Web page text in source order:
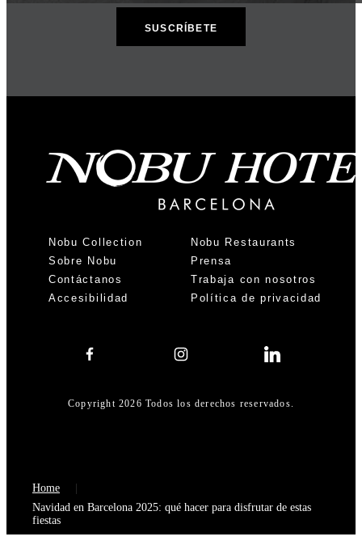
Nobu Collection
Nobu Restaurants
Sobre Nobu
Prensa
Contáctanos
Trabaja con nosotros
Accesibilidad
Política de privacidad
Copyright 2026 Todos los derechos reservados.
Home
Navidad en Barcelona 2025: qué hacer para disfrutar de estas
fiestas